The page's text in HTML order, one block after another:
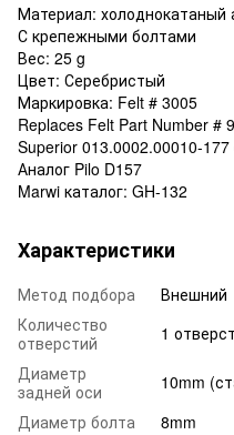
Материал:
С крепежными болтами
Вес: 25 g
Цвет: Серебристый
Маркировка: Felt # 3005
Replaces Felt Part Number #
Superior 013.0002.00010-
Аналог Pilo D157
Marwi каталог: GH-132
Характеристики
Метод подбора
Внешний
Количество
отверстий
1
Диаметр
задней оси
10mm
Диаметр болта
8mm